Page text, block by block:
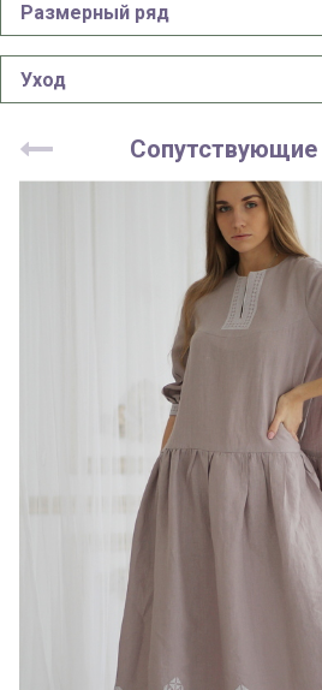
Размерный ряд
Уход